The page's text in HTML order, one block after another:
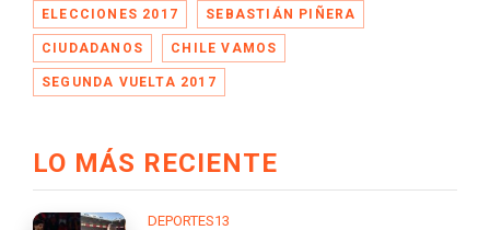
ELECCIONES 2017 SEBASTIÁN PIÑERA
CIUDADANOS CHILE VAMOS
SEGUNDA VUELTA 2017
LO MÁS RECIENTE
DEPORTES13